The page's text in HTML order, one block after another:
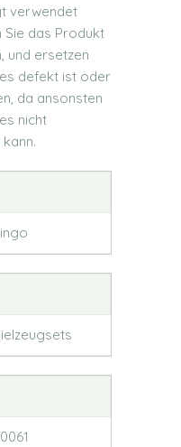
verwendet
Sie das Produkt
und ersetzen
defekt ist oder
da ansonsten
nicht